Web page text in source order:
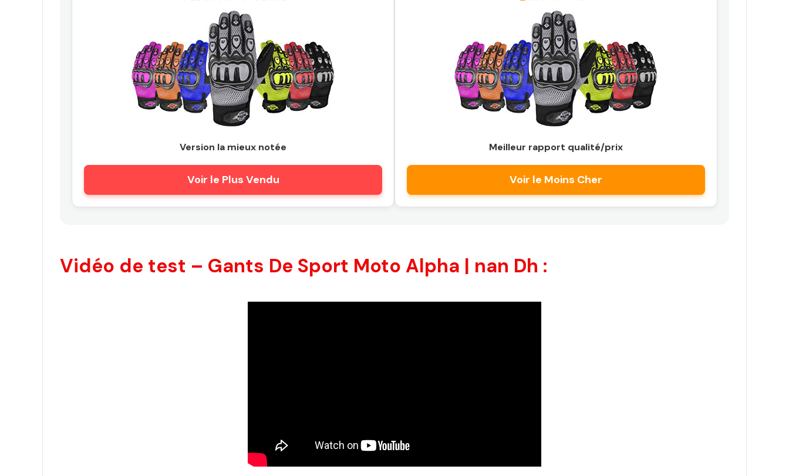
Version la mieux notée
Voir le Plus Vendu
Meilleur rapport qualité/prix
Voir le Moins Cher
Vidéo de test – Gants De Sport Moto Alpha | nan Dh :